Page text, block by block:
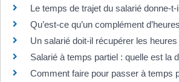
Le temps de trajet du salarié donne-
Qu’est-ce qu’un complément
Un salarié doit-il récupérer les heures
Salarié à temps partiel : quelle est la
Comment faire pour passer à temps